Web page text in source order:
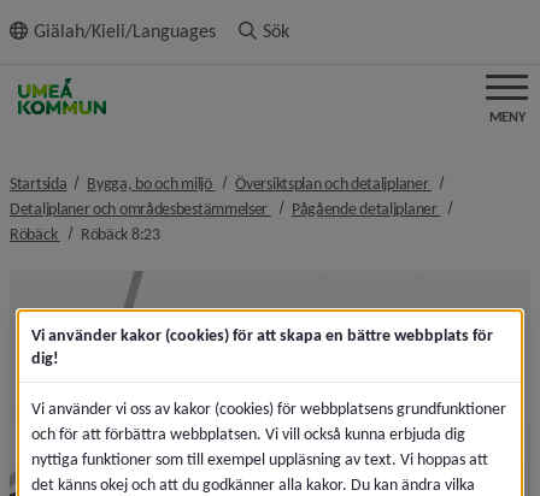
innehållet
Giälah/Kieli/Languages Sök
MENY
Startsida Bygga, bo och miljö nivå i brödsmulenavigeringen
Översiktsplan och detaljplaner nivå i
Detaljplaner och områdesbestämmelser nivå i brödsmulenavigeringen
Pågående detaljplaner nivå i
Röbäck nivå i brödsmulenavigeringen
Röbäck 8:23nivå i brödsmulenavigeringen
Vi använder kakor (cookies) för att skapa en bättre webbplats för
dig!
Vi använder vi oss av kakor (cookies) för webbplatsens grundfunktioner
och för att förbättra webbplatsen. Vi vill också kunna erbjuda dig
nyttiga funktioner som till exempel uppläsning av text. Vi hoppas att
det känns okej och att du godkänner alla kakor. Du kan ändra vilka